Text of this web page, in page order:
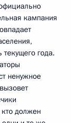
кампания
текущего года.
ненужное
должен